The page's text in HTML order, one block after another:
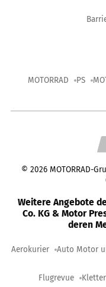
MOTORRAD PS
© 2026 MOTORRAD-
Weitere Angebote
Co. KG & Motor
deren
Aerokurier Auto Motor
Flugrevue